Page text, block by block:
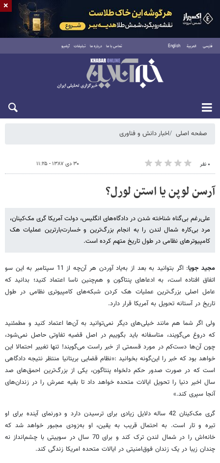
فارسی العربية English تماس با ما درباره ما تبلیغات آرشیو
پنجشنبه ۱۵ مرداد ۱۴۰۵
صفحه اصلی اخبار دانش و فناوری
۰ نفر ۳۰ دی ۱۳۸۷ - ۱۱:۲۵
آرسن لوپن یا استن لورل؟
علی‌رغم بی‌گناه شناخته شدن در دادگاه‌های انگلیس، دولت آمریکا گری مک‌کینان،
مرد بی‌کاره شمال لندن را به انجام بزرگ‌ترین و خسارت‌بارترین عملیات هک
کامپیوترهای نظامی در طول تاریخ متهم کرده است.
مجید جویا
: اگر بتوانید به بعد از به‌یاد آوردن هر آن‌چه از 11 سپتامبر به این سو
اتفاق افتاده است، به ادعاهای پنتاگون و هم‌چنین ناسا اعتماد کنید؛ بدانید که
عامل اصلی بزرگ‌ترین عملیات هک کردن شبکه‌های کامپیوتری نظامی در طول
تاریخ در آستانه تحویل به آمریکا قرار دارد.
ولی اگر شما هم مانند خیلی‌های دیگر نمی‌توانید به آن‌ها اعتماد کنید و مطمئنید
که دروغ می‌گویند، متاسفانه باید بگوییم در اصل قضیه تفاوتی حاصل نمی‌شود،
چون آن‌ها دست‌کم در مورد قسمتی از خبر راست می‌گویند! تنها تغییر احتمالا این
خواهد بود که خبر را این‌گونه بخوانید :«نظام قضایی بریتانیا منتظر نتیجه دادگاهی
است که در صورت صدور حکم دلخواه پنتاگون، یکی از بزرگ‌ترین احمق‌های صد
سال اخیر دنیا را تحویل ایالات متحده خواهد داد تا بقیه عمرش را در زندان‌های
آنجا سپری کند.»
گری مک‌کینان 42 ساله دلایل زیادی برای ترسیدن دارد و دورنمای آینده برای او
تیره و تار است. به احتمال قریب به یقین، او به‌زودی مجبور خواهد شد که
خانه‌اش را در شمال لندن ترک کند و برای 70 سال در سوییتی با چشم‌انداز نه
چندان زیبا در یک زندان فوق‌امنیتی در ایالات متحده امریکا زندگی کند.
×